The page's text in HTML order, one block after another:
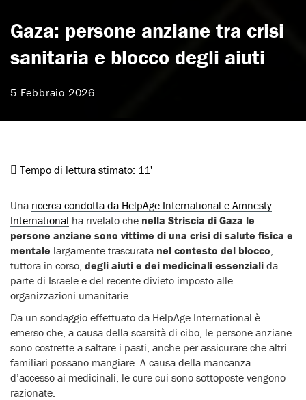
Gaza: persone anziane tra crisi
sanitaria e blocco degli aiuti
5 Febbraio 2026
Tempo di lettura stimato: 11'
Una ricerca condotta da HelpAge International e Amnesty
International ha rivelato che nella Striscia di Gaza le
persone anziane sono vittime di una crisi di salute fisica e
mentale largamente trascurata nel contesto del blocco
tuttora in corso, degli aiuti e dei medicinali essenziali da
parte di Israele e del recente divieto imposto alle
organizzazioni umanitarie.
Da un sondaggio effettuato da HelpAge International è
emerso che, a causa della scarsità di cibo, le persone anziane
sono costrette a saltare i pasti, anche per assicurare che altri
familiari possano mangiare. A causa della mancanza
d’accesso ai medicinali, le cure cui sono sottoposte vengono
razionate.